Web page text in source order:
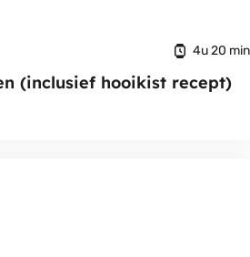
4u 20 min
(inclusief hooikist recept)